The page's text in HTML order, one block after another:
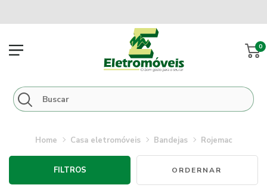
0
casa eletromóveis bandejas rojemac
FILTROS